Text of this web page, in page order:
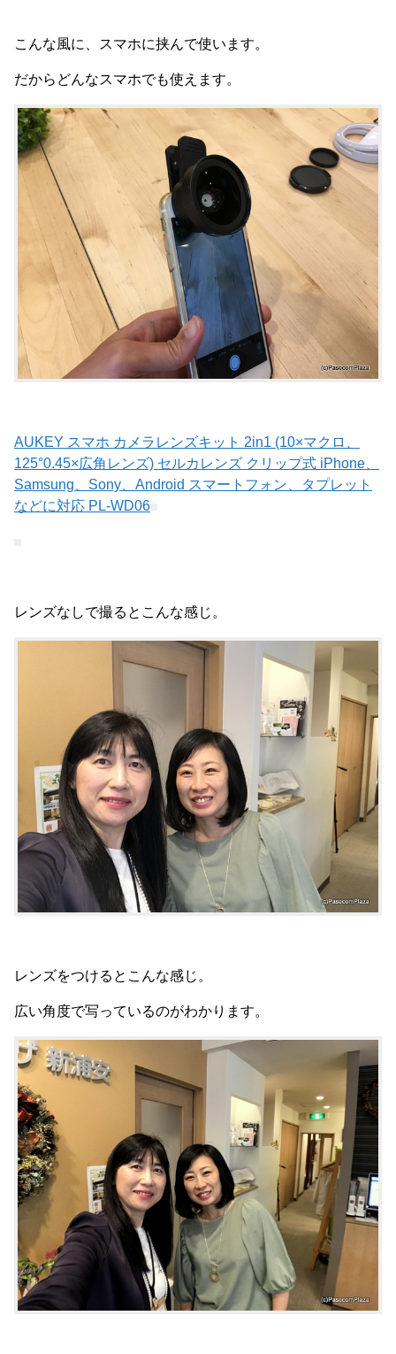
こんな風に、スマホに挟んで使います。
だからどんなスマホでも使えます。
AUKEY スマホ カメラレンズキット 2in1 (10×マクロ、
125°0.45×広角レンズ) セルカレンズ クリップ式 iPhone、
Samsung、Sony、Android スマートフォン、タプレット
などに対応 PL-WD06
レンズなしで撮るとこんな感じ。
レンズをつけるとこんな感じ。
広い角度で写っているのがわかります。